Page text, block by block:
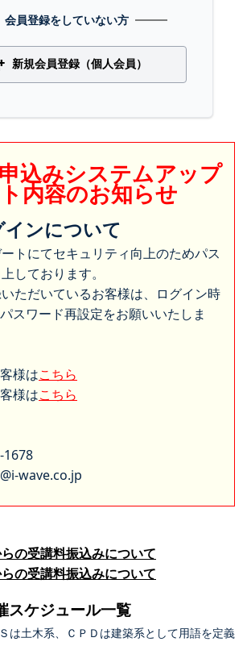
会員登録をしていない方
新規会員登録（個人会員）
申込みシステムアップ
内容のお知らせ
ンについて
トにてセキュリティ向上のためパス
しております。
ただいているお客様は、ログイン時
スワード再設定をお願いいたしま
様はこちら
様はこちら
1678
wave.co.jp
の受講料振込みについて
の受講料振込みについて
スケジュール一覧
は土木系、ＣＰＤは建築系として用語を定義